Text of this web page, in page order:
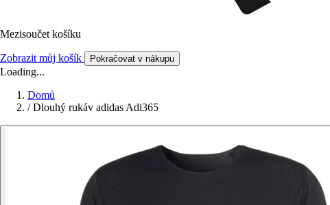
Mezisoučet košíku
Zobrazit můj košík Pokračovat v nákupu
Loading...
Domů
/ Dlouhý rukáv adidas Adi365